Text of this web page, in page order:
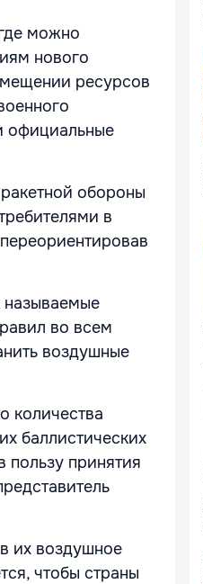
можно
нового
ресурсов
официальные
обороны
в
называемые
во всем
воздушные
количества
баллистических
пользу принятия
их воздушное
чтобы страны